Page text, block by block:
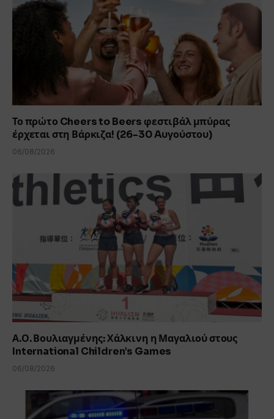
Το πρώτο Cheers to Beers φεστιβάλ μπύρας
έρχεται στη Βάρκιζα! (26-30 Aυγούστου)
06/08/2026
Α.Ο. Βουλιαγμένης: Χάλκινη η Μαγαλιού στους
International Children’s Games
06/08/2026